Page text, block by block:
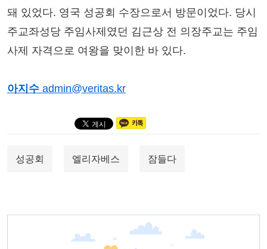
돼 있었다. 영국 성공회 수장으로서 방문이었다. 당시
주교좌성당 주임사제였던 김근상 전 의장주교는 주임
사제 자격으로 여왕을 맞이한 바 있다.
아지수 admin@veritas.kr
성공회 엘리자베스 잠들다